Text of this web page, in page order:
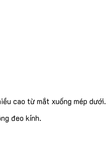
cao từ mắt xuống mép dưới.
đeo kính.